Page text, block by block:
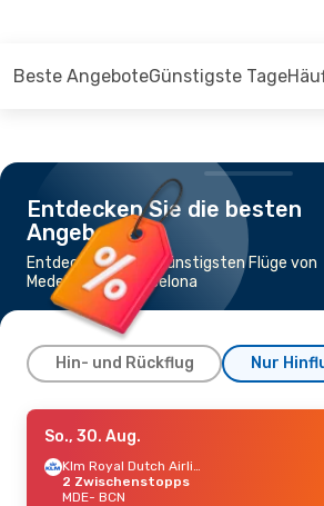
Beste AngeboteGünstigste Tage
Entdecken Sie die besten
Angebote
Entdecken Sie die günstigsten Flüge von
Medellín nach Barcelona
Hin- und Rückflug Nur
Sa., 17. Okt.- Di., 20. Okt.
Air Europa 1 Zwischenstopp
MDE- BCN
Air Europa
So., 30. Aug.
Klm Royal Dutch Airlines
2 Zwischenstopps
MDE- BCN